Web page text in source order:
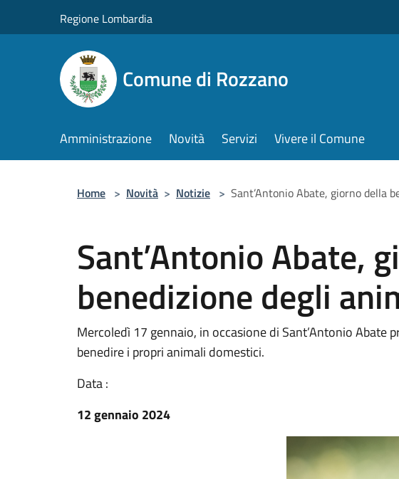
Regione Lombardia
Comune di Rozzano
Amministrazione Novità Servizi Vivere il Comune
Home > Novità > Notizie > Sant’Antonio Abate, giorno della
Sant’Antonio Abate,
benedizione degli
Mercoledì 17 gennaio, in occasione di Sant’Antonio Abate
benedire i propri animali domestici.
Data :
12 gennaio 2024